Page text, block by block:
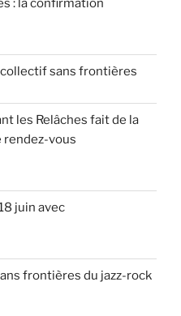
: la confirmation
collectif sans frontières
les Relâches fait de la
rendez-vous
juin avec
frontières du jazz-rock